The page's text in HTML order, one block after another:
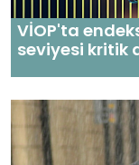
VİOP'ta
seviyesi kritik